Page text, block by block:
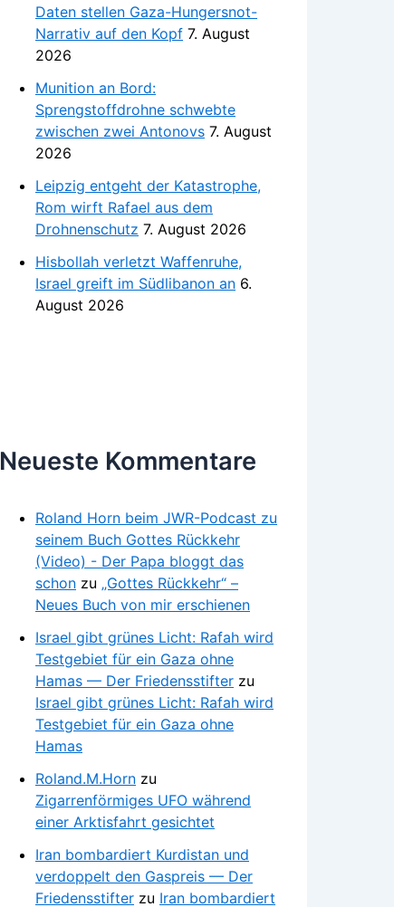
Daten stellen Gaza-Hungersnot-
Narrativ auf den Kopf 7. August
2026
Munition an Bord:
Sprengstoffdrohne schwebte
zwischen zwei Antonovs 7. August
2026
Leipzig entgeht der Katastrophe,
Rom wirft Rafael aus dem
Drohnenschutz 7. August 2026
Hisbollah verletzt Waffenruhe,
Israel greift im Südlibanon an 6.
August 2026
Neueste Kommentare
Roland Horn beim JWR-Podcast zu
seinem Buch Gottes Rückkehr
(Video) - Der Papa bloggt das
schon zu „Gottes Rückkehr“ –
Neues Buch von mir erschienen
Israel gibt grünes Licht: Rafah wird
Testgebiet für ein Gaza ohne
Hamas — Der Friedensstifter zu
Israel gibt grünes Licht: Rafah wird
Testgebiet für ein Gaza ohne
Hamas
Roland.M.Horn zu
Zigarrenförmiges UFO während
einer Arktisfahrt gesichtet
Iran bombardiert Kurdistan und
verdoppelt den Gaspreis — Der
Friedensstifter zu Iran bombardiert